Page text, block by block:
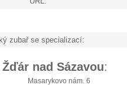
zubař se specializací:
Žďár nad Sázavou:
Masarykovo nám. 6